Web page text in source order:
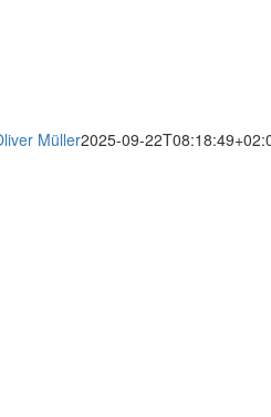
Müller2025-09-